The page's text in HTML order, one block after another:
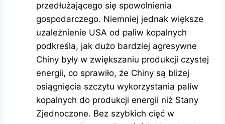
przedłużającego się spowolnienia
gospodarczego. Niemniej jednak większe
uzależnienie USA od paliw kopalnych
podkreśla, jak dużo bardziej agresywne
Chiny były w zwiększaniu produkcji czystej
energii, co sprawiło, że Chiny są bliżej
osiągnięcia szczytu wykorzystania paliw
kopalnych do produkcji energii niż Stany
Zjednoczone. Bez szybkich cięć w